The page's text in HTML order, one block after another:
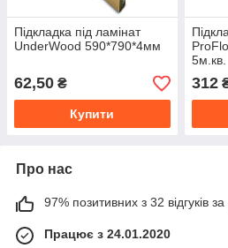
Підкладка під ламінат
UnderWood 590*790*4мм
62,50 ₴
Купити
5м.кв.
312
Про нас
97% позитивних з 32 відгуків за
Працює з 24.01.2020